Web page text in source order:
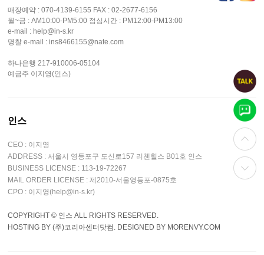
매장예약 : 070-4139-6155 FAX : 02-2677-6156
월~금 : AM10:00-PM5:00 점심시간 : PM12:00-PM13:00
e-mail : help@in-s.kr
명찰 e-mail : ins8466155@nate.com
하나은행 217-910006-05104
예금주 이지영(인스)
인스
CEO : 이지영
ADDRESS : 서울시 영등포구 도신로157 리첸힐스 B01호 인스
BUSINESS LICENSE : 113-19-72267
MAIL ORDER LICENSE : 제2010-서울영등포-0875호
CPO : 이지영(help@in-s.kr)
COPYRIGHT © 인스 ALL RIGHTS RESERVED.
HOSTING BY (주)코리아센터닷컴. DESIGNED BY MORENVY.COM